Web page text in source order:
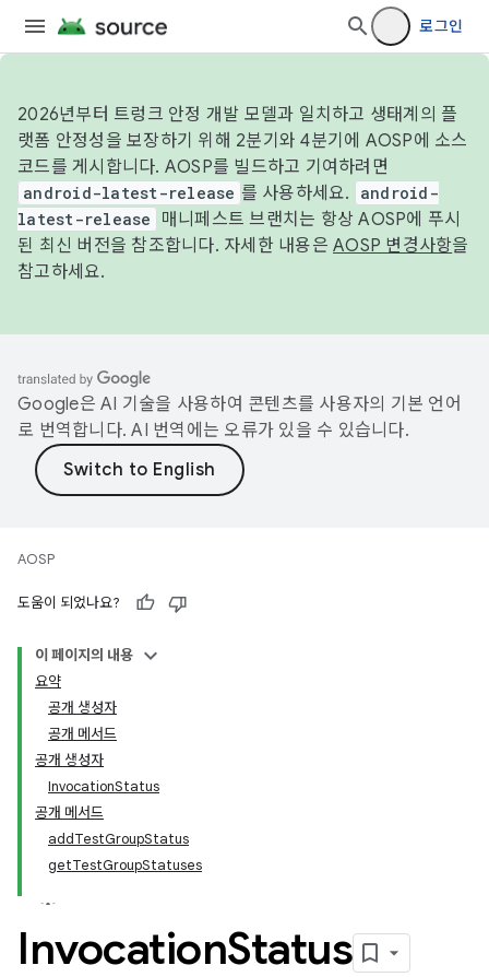
로그인
2026년부터 트렁크 안정 개발 모델과 일치하고 생태계의 플
랫폼 안정성을 보장하기 위해 2분기와 4분기에 AOSP에 소스
코드를 게시합니다. AOSP를 빌드하고 기여하려면
android-latest-release 를 사용하세요.
android-
latest-release
매니페스트 브랜치는 항상 AOSP에 푸시
된 최신 버전을 참조합니다. 자세한 내용은 AOSP 변경사항을
참고하세요.
Google은 AI 기술을 사용하여 콘텐츠를 사용자의 기본 언어
로 번역합니다. AI 번역에는 오류가 있을 수 있습니다.
AOSP
도움이 되었나요?
이 페이지의 내용
요약
공개 생성자
공개 메서드
공개 생성자
InvocationStatus
공개 메서드
addTestGroupStatus
getTestGroupStatuses
InvocationStatus